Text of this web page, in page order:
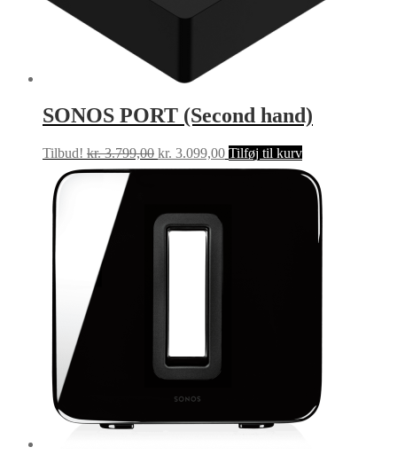
SONOS PORT (Second hand)
Tilbud! kr.3.799,00 Den
oprindelige
kr. 3.799,00.
kr. 3.099,00Den
aktuelle
Tilføj til kurv